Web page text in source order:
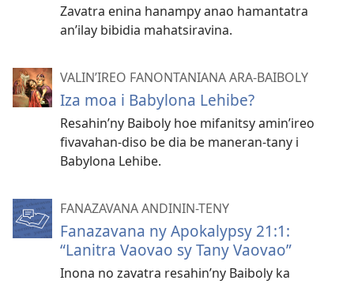
Zavatra enina hanampy anao hamantatra
an’ilay bibidia mahatsiravina.
VALIN’IREO FANONTANIANA ARA-BAIBOLY
Iza moa i Babylona Lehibe?
Resahin’ny Baiboly hoe mifanitsy amin’ireo
fivavahan-diso be dia be maneran-tany i
Babylona Lehibe.
FANAZAVANA ANDININ-TENY
Fanazavana ny Apokalypsy 21:1:
“Lanitra Vaovao sy Tany Vaovao”
Inona no zavatra resahin’ny Baiboly ka